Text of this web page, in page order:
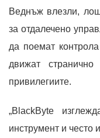
Веднъж влезли,
за отдалечено
да поемат
движат
привилегиите.
„BlackByte
инструмент и често